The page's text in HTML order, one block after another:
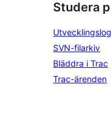
Studera
SVN-filarkiv
Bläddra i Trac
Trac-ärenden